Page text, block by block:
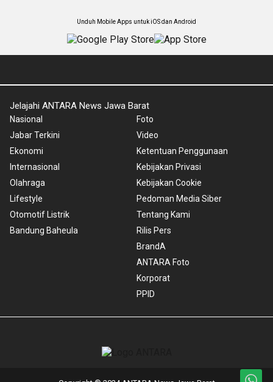
Unduh Mobile Apps untuk iOS dan Android
Jelajahi ANTARA News Jawa Barat
Nasional
Jabar Terkini
Ekonomi
Internasional
Olahraga
Lifestyle
Otomotif Listrik
Bandung Baheula
Foto
Video
Ketentuan Penggunaan
Kebijakan Privasi
Kebijakan Cookie
Pedoman Media Siber
Tentang Kami
Rilis Pers
BrandA
ANTARA Foto
Korporat
PPID